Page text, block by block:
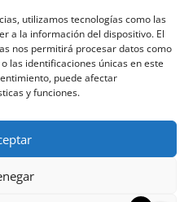
utilizamos tecnologías como las
a la información del dispositivo. El
nos permitirá procesar datos como
las identificaciones únicas en este
puede afectar
y funciones.
y te ayudaremos985